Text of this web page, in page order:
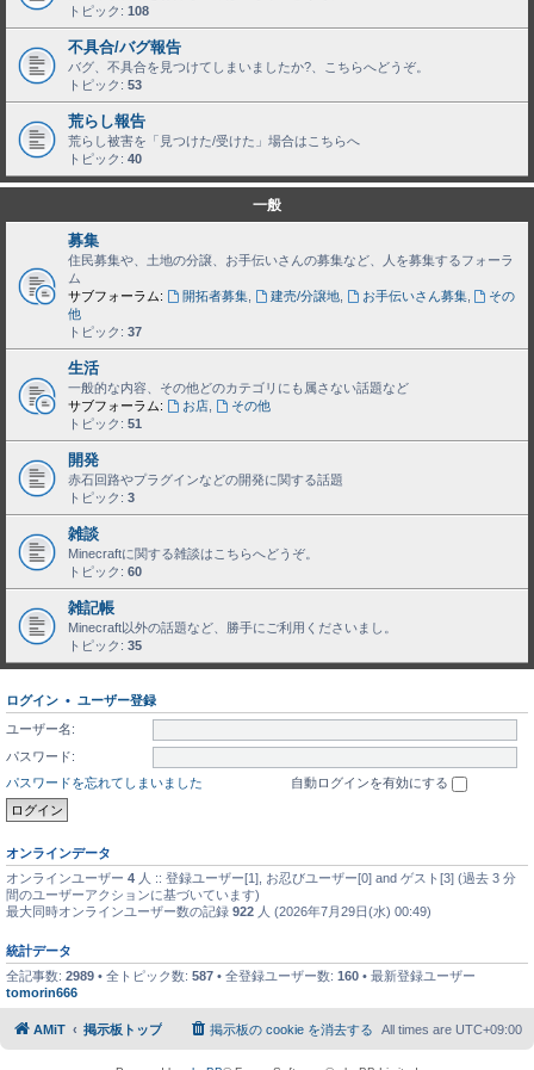
トピック: 108
不具合/バグ報告
バグ、不具合を見つけてしまいましたか?、こちらへどうぞ。
トピック: 53
荒らし報告
荒らし被害を「見つけた/受けた」場合はこちらへ
トピック: 40
一般
募集
住民募集や、土地の分譲、お手伝いさんの募集など、人を募集するフォーラ
ム
サブフォーラム:
開拓者募集, 建売/分譲地, お手伝いさん募集,
その
他
トピック: 37
生活
一般的な内容、その他どのカテゴリにも属さない話題など
サブフォーラム:
お店,
その他
トピック: 51
開発
赤石回路やプラグインなどの開発に関する話題
トピック: 3
雑談
Minecraftに関する雑談はこちらへどうぞ。
トピック: 60
雑記帳
Minecraft以外の話題など、勝手にご利用くださいまし。
トピック: 35
ログイン • ユーザー登録
ユーザー名:
パスワード:
パスワードを忘れてしまいました
自動ログインを有効にする
オンラインデータ
オンラインユーザー 4 人 :: 登録ユーザー[1], お忍びユーザー[0] and ゲスト[3] (過去 3 分
間のユーザーアクションに基づいています)
最大同時オンラインユーザー数の記録 922 人 (2026年7月29日(水) 00:49)
統計データ
全記事数: 2989 • 全トピック数: 587 • 全登録ユーザー数: 160 • 最新登録ユーザー
tomorin666
AMiT 掲示板トップ All times are UTC+09:00
掲示板の cookie を消去する